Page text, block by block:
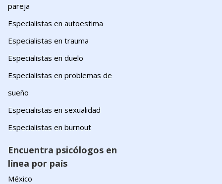
pareja
Especialistas en autoestima
Especialistas en trauma
Especialistas en duelo
Especialistas en problemas de
sueño
Especialistas en sexualidad
Especialistas en burnout
Encuentra psicólogos en
línea por país
México